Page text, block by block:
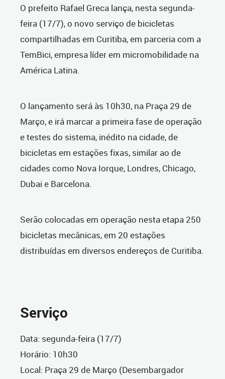
O prefeito Rafael Greca lança, nesta segunda-
feira (17/7), o novo serviço de bicicletas
compartilhadas em Curitiba, em parceria com a
TemBici, empresa líder em micromobilidade na
América Latina.
O lançamento será às 10h30, na Praça 29 de
Março, e irá marcar a primeira fase de operação
e testes do sistema, inédito na cidade, de
bicicletas em estações fixas, similar ao de
cidades como Nova Iorque, Londres, Chicago,
Dubai e Barcelona.
Serão colocadas em operação nesta etapa 250
bicicletas mecânicas, em 20 estações
distribuídas em diversos endereços de Curitiba.
Serviço
Data: segunda-feira (17/7)
Horário: 10h30
Local: Praça 29 de Março (Desembargador